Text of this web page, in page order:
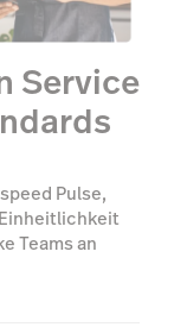
Service
Pulse,
Teams an